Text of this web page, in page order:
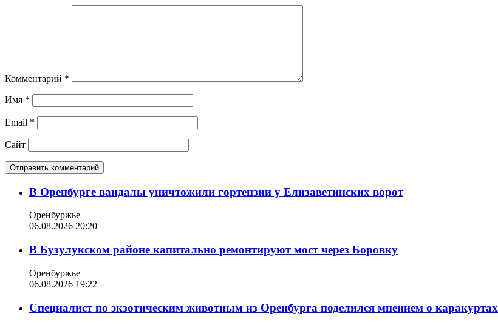
Комментарий *
Имя *
Email *
Сайт
В Оренбурге вандалы уничтожили гортензии у Елизаветинских ворот
Оренбуржье
06.08.2026 20:20
В Бузулукском районе капитально ремонтируют мост через Боровку
Оренбуржье
06.08.2026 19:22
Специалист по экзотическим животным из Оренбурга поделился мнением о каракуртах